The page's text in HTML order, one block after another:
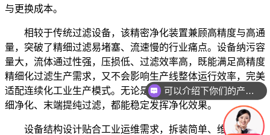
与更换成本。
相较于传统过滤设备，该精密净化装置兼顾高精度与高通
量，突破了精细过滤易堵塞、流速慢的行业痛点。设备纳污容
量大，流体通过性强，压损低、过滤效率高，既能满足高精度
精细化过滤生产需求，又不会影响生产线整体运行效率，完美
适配连续化工业生产模式。无论是生产线前置预处理、中端精
细净化、末端提纯过滤，都能稳定发挥净化效果。
设备结构设计贴合工业运维需求，拆装简单、维护便捷。
可以介绍下你们的产品么